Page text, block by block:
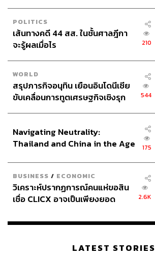
POLITICS
เส้นทางคดี 44 สส. ในชั้นศาลฎีกา
จะรู้ผลเมื่อไร
210
WORLD
สรุปภารกิจอนุทิน เยือนอินโดนีเซีย
ขับเคลื่อนการทูตเศรษฐกิจเชิงรุก
544
Navigating Neutrality:
Thailand and China in the Age
175
BUSINESS / ECONOMIC
วิเคราะห์ปรากฏการณ์คนแห่ขอสิน
เชื่อ CLICX อาจเป็นเพียงยอด
เรือนไทยที่ถูกซุกไว้
2.6K
LATEST STORIES